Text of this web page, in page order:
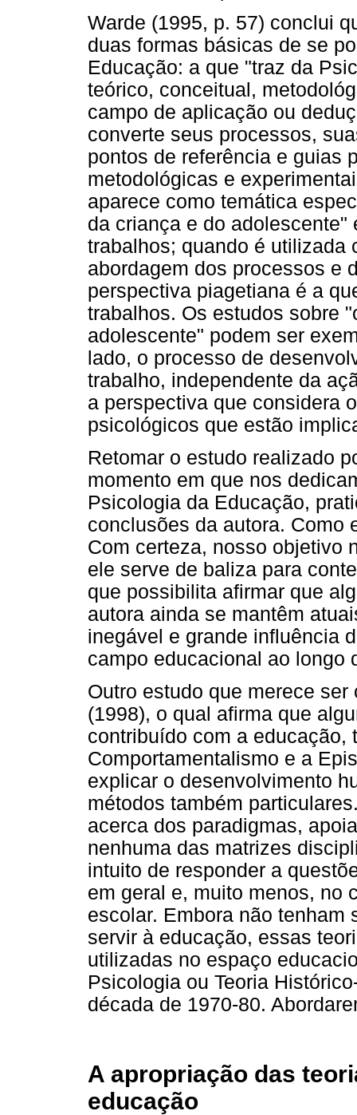
Warde (1995, p. 57) conclui
duas formas básicas de se
Educação: a que "traz da
teórico, conceitual,
campo de aplicação ou
converte seus processos,
pontos de referência e guias
metodológicas e
aparece como temática
da criança e do adolescente"
trabalhos; quando é utilizada
abordagem dos processos e
perspectiva piagetiana é a
trabalhos. Os estudos sobre
adolescente" podem ser
lado, o processo de
trabalho, independente da
a perspectiva que considera
psicológicos que estão
Retomar o estudo realizado
momento em que nos
Psicologia da Educação,
conclusões da autora. Como
Com certeza, nosso objetivo
ele serve de baliza para
que possibilita afirmar que
autora ainda se mantêm
inegável e grande influência
campo educacional ao longo
Outro estudo que merece
(1998), o qual afirma que
contribuído com a educação,
Comportamentalismo e a
explicar o desenvolvimento
métodos também
acerca dos paradigmas,
nenhuma das matrizes
intuito de responder a
em geral e, muito menos, no
escolar. Embora não tenham
servir à educação, essas
utilizadas no espaço
Psicologia ou Teoria
década de 1970-80.
A apropriação das
educação